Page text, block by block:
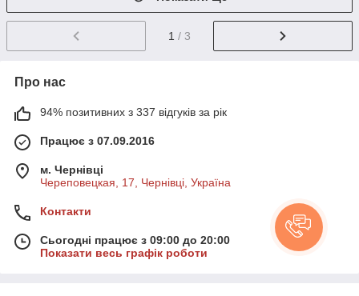
1 / 3
Про нас
94% позитивних з 337 відгуків за рік
Працює з 07.09.2016
м. Чернівці
Череповецкая, 17, Чернівці, Україна
Контакти
Сьогодні працює з 09:00 до 20:00
Показати весь графік роботи